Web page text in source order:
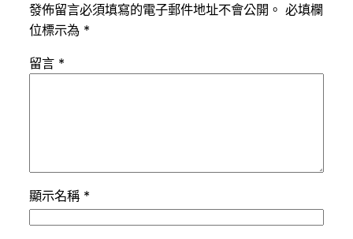
發佈留言必須填寫的電子郵件地址不會公開。 必填欄
位標示為 *
留言 *
顯示名稱 *